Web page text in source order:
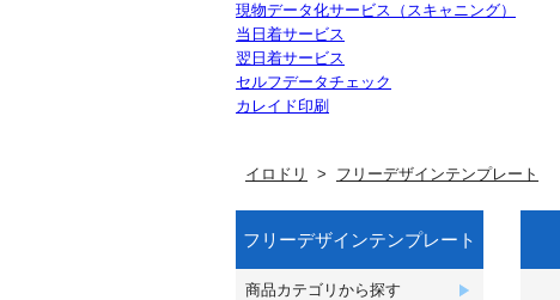
現物データ化サービス（スキャニング）
当日着サービス
翌日着サービス
セルフデータチェック
カレイド印刷
イロドリ フリーデザインテンプレート
フリーデザインテンプレート
商品カテゴリから探す